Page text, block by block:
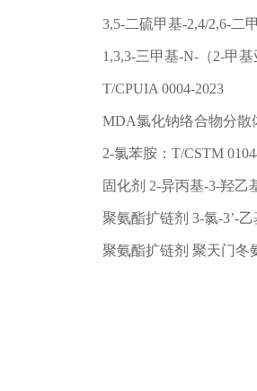
3,5-二硫甲基-2,4/2,6-二
1,3,3-三甲基-N-（2-甲
T/CPUIA 0004-2023
MDA氯化钠络合物分散
2-氯苯胺： T/CSTM
固化剂 2-异丙基-3-羟乙
聚氨酯扩链剂 3-氯-3’-
聚氨酯扩链剂 聚天门冬